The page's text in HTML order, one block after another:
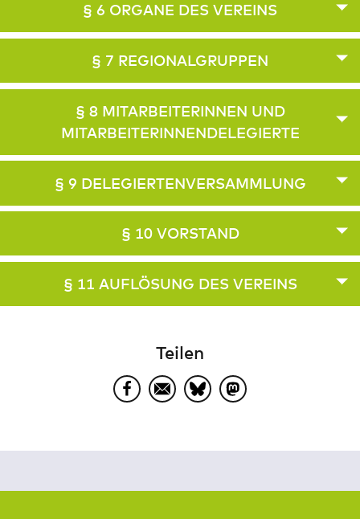
§ 6 ORGANE DES VEREINS
§ 7 REGIONALGRUPPEN
§ 8 MITARBEITERINNEN UND
MITARBEITERINNENDELEGIERTE
§ 9 DELEGIERTENVERSAMMLUNG
§ 10 VORSTAND
§ 11 AUFLÖSUNG DES VEREINS
Teilen